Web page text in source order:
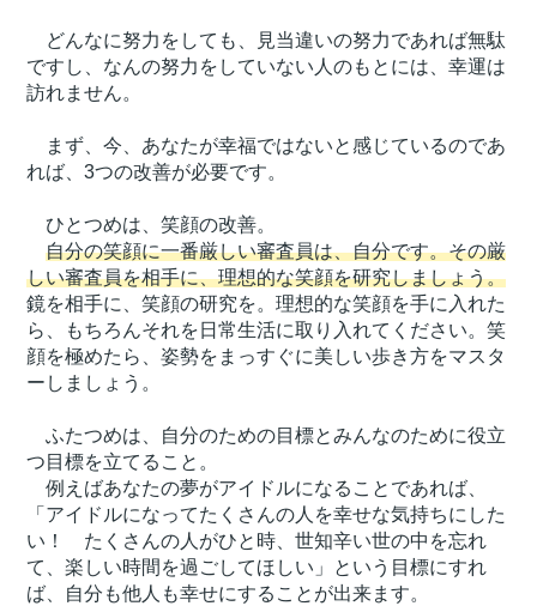
どんなに努力をしても、見当違いの努力であれば無駄
ですし、なんの努力をしていない人のもとには、幸運は
訪れません。
まず、今、あなたが幸福ではないと感じているのであ
れば、3つの改善が必要です。
ひとつめは、笑顔の改善。
自分の笑顔に一番厳しい審査員は、自分です。その厳
しい審査員を相手に、理想的な笑顔を研究しましょう。
鏡を相手に、笑顔の研究を。理想的な笑顔を手に入れた
ら、もちろんそれを日常生活に取り入れてください。笑
顔を極めたら、姿勢をまっすぐに美しい歩き方をマスタ
ーしましょう。
ふたつめは、自分のための目標とみんなのために役立
つ目標を立てること。
例えばあなたの夢がアイドルになることであれば、
「アイドルになってたくさんの人を幸せな気持ちにした
い！ たくさんの人がひと時、世知辛い世の中を忘れ
て、楽しい時間を過ごしてほしい」という目標にすれ
ば、自分も他人も幸せにすることが出来ます。